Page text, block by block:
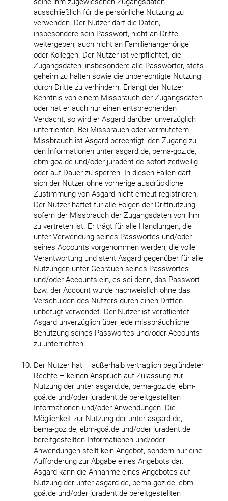
ausschließlich für die persönliche Nutzung zu
verwenden. Der Nutzer darf die Daten,
insbesondere sein Passwort, nicht an Dritte
weitergeben, auch nicht an Familienangehörige
oder Kollegen. Der Nutzer ist verpflichtet, die
Zugangsdaten, insbesondere alle Passwörter, stets
geheim zu halten sowie die unberechtigte Nutzung
durch Dritte zu verhindern. Erlangt der Nutzer
Kenntnis von einem Missbrauch der Zugangsdaten
oder hat er auch nur einen entsprechenden
Verdacht, so wird er Asgard darüber unverzüglich
unterrichten. Bei Missbrauch oder vermutetem
Missbrauch ist Asgard berechtigt, den Zugang zu
den Informationen unter asgard.de, bema-goz.de,
ebm-goä.de und/oder juradent.de sofort zeitweilig
oder auf Dauer zu sperren. In diesen Fällen darf
sich der Nutzer ohne vorherige ausdrückliche
Zustimmung von Asgard nicht erneut registrieren.
Der Nutzer haftet für alle Folgen der Drittnutzung,
sofern der Missbrauch der Zugangsdaten von ihm
zu vertreten ist. Er trägt für alle Handlungen, die
unter Verwendung seines Passwortes und/oder
seines Accounts vorgenommen werden, die volle
Verantwortung und steht Asgard gegenüber für alle
Nutzungen unter Gebrauch seines Passwortes
und/oder Accounts ein, es sei denn, das Passwort
bzw. der Account wurde nachweislich ohne das
Verschulden des Nutzers durch einen Dritten
unbefugt verwendet. Der Nutzer ist verpflichtet,
Asgard unverzüglich über jede missbräuchliche
Benutzung seines Passwortes und/oder Accounts
zu unterrichten.
Der Nutzer hat – außerhalb vertraglich begründeter
Rechte – keinen Anspruch auf Zulassung zur
Nutzung der unter asgard.de, bema-goz.de, ebm-
goä.de und/oder juradent.de bereitgestellten
Informationen und/oder Anwendungen. Die
Möglichkeit zur Nutzung der unter asgard.de,
bema-goz.de, ebm-goä.de und/oder juradent.de
bereitgestellten Informationen und/oder
Anwendungen stellt kein Angebot, sondern nur eine
Aufforderung zur Abgabe eines Angebots dar.
Asgard kann die Annahme eines Angebotes auf
Nutzung der unter asgard.de, bema-goz.de, ebm-
goä.de und/oder juradent.de bereitgestellten